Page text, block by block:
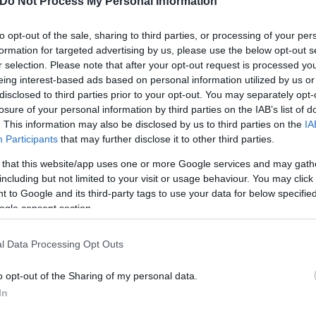
opt-out of the sale, sharing to third parties, or processing of your
for targeted advertising by us, please use the below opt-out
selection. Please note that after your opt-out request is processed
interest-based ads based on personal information utilized by us
to third parties prior to your opt-out. You may separately
of your personal information by third parties on the IAB’s list of
This information may also be disclosed by us to third parties on the
Participants that may further disclose it to other third parties.
that this website/app uses one or more Google services and may
but not limited to your visit or usage behaviour. You may
to Google and its third-party tags to use your data for below
consent section.
Data Processing Opt Outs
opt-out of the Sharing of my personal data.
στον 3ο προκριματικό γύρο του
#PAOFC #UEL #BOTPAO pic.twitter.com/
F.C. (@paofc_)August 1, 2024
να αντιμετωπίσουν έναν πολύ δύσκολο
Βοϊβοντίνα, πήρε την πρόκριση. Το πρώτο ματς
μια εβδομάδα μετά, στις 15 Αυγούστου, στην
ο εαυτός της
OPAP Arena κόντρα στην Ίντερ Εσκάλδες και
έλεγχο στη ρεβάνς της Ανδόρας και με
φορά με 4-0.